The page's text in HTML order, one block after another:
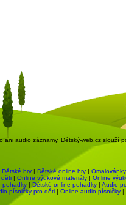
ani audio záznamy. Dětský-web.cz slouží
Dětské hry | Dětské online hry | Omalovánky
děti | Online výukové materiály | Online
pohádky | Dětské online pohádky | Audio
písničky pro děti | Online audio písničky |